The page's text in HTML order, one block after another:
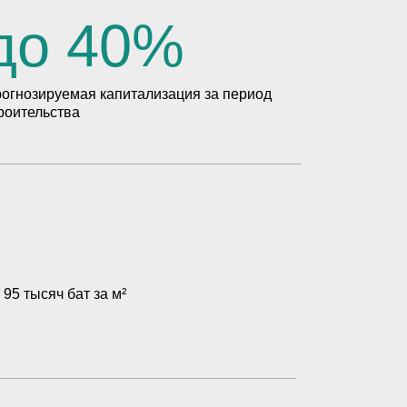
тысяч бат за м²
капитализация за период
40%